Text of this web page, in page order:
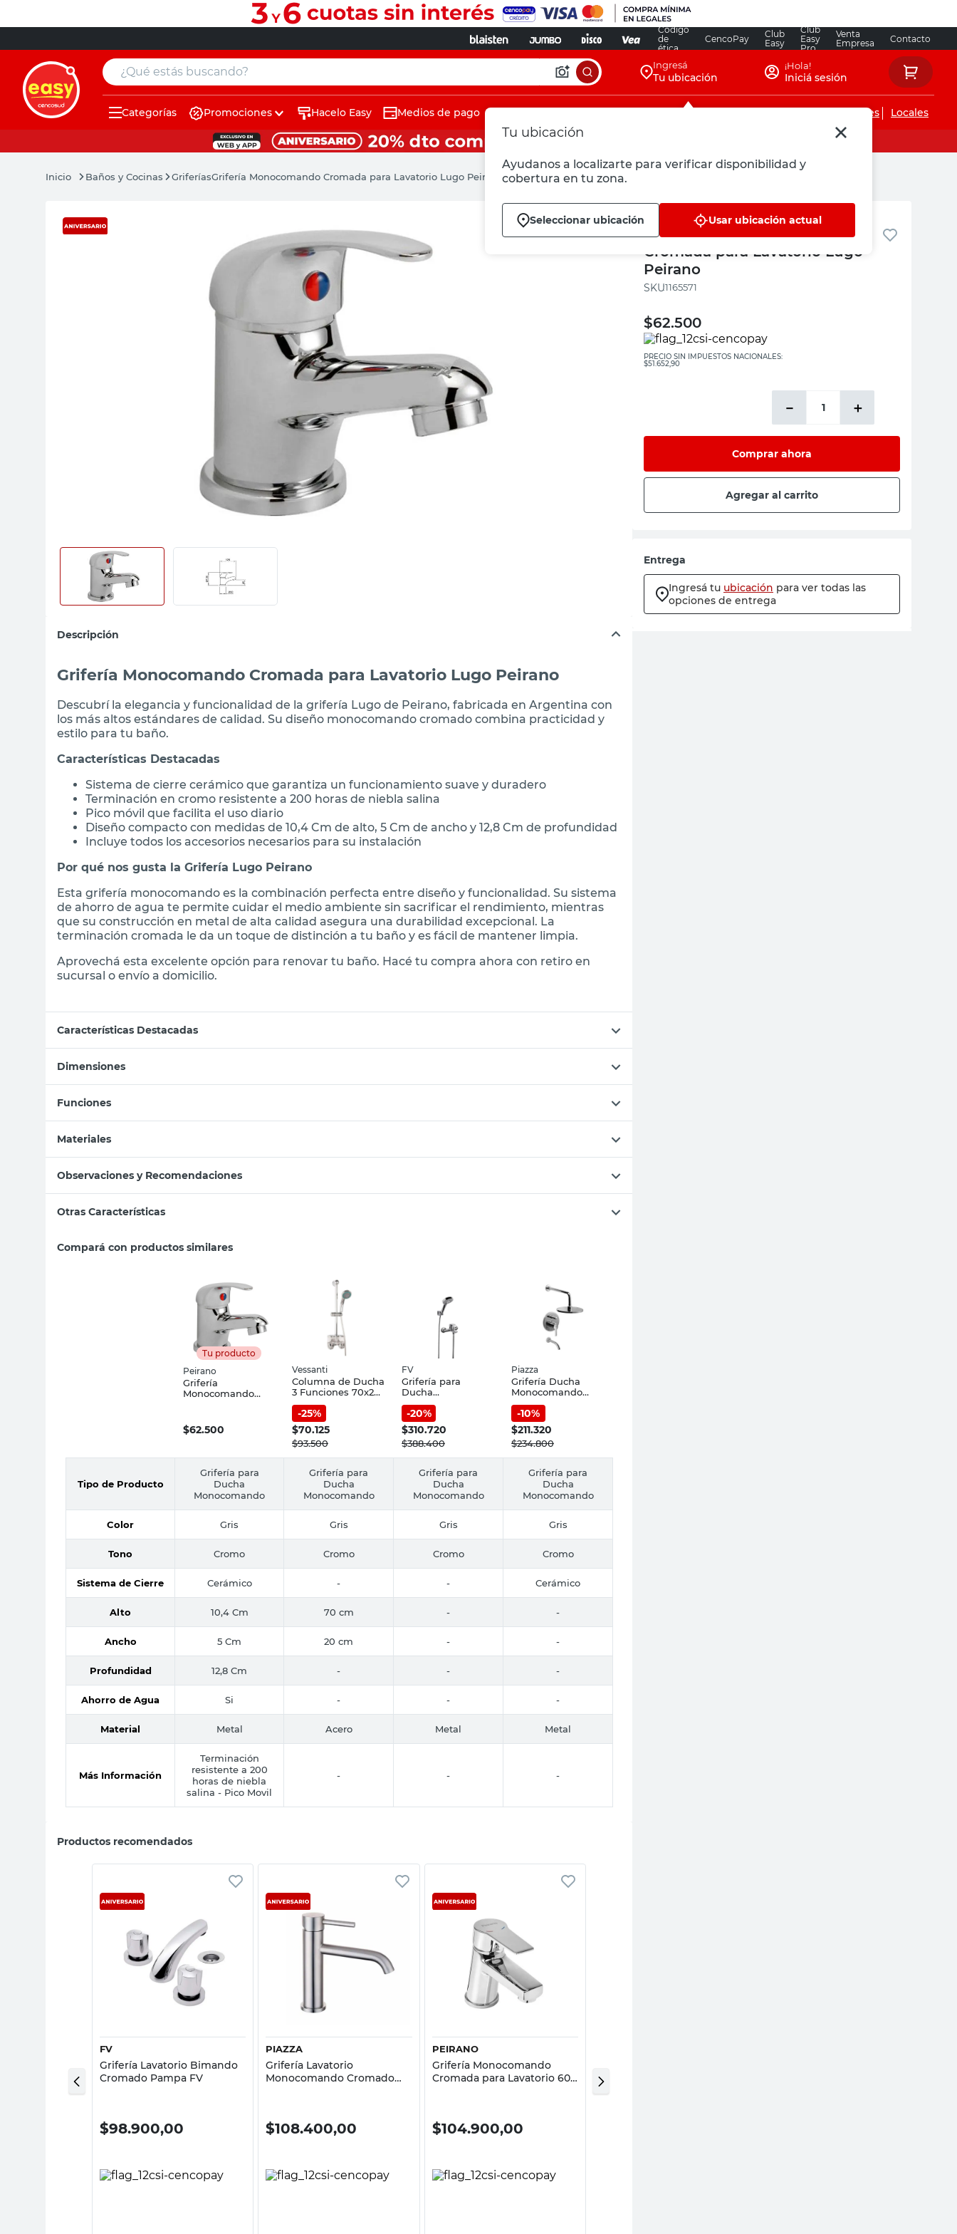
Código
de
ética
CencoPay
Club
Easy
Club
Easy
Pro
Venta
Empresa
Contacto
¿Qué estás buscando? Ingresá
Tu ubicación
Tu ubicación
Ayudanos a localizarte para verificar disponibilidad y
cobertura en tu zona.
Seleccionar ubicación Usar ubicación actual
¡Hola!
Iniciá sesión
Categorías Promociones Hacelo Easy Medios de pago Servicios de instalaciones Locales
Baños y Cocinas GriferíasGrifería Monocomando Cromada para Lavatorio Lugo Peirano
Descripción
Grifería Monocomando Cromada para Lavatorio Lugo Peirano
Descubrí la elegancia y funcionalidad de la grifería Lugo de Peirano, fabricada en Argentina con
los más altos estándares de calidad. Su diseño monocomando cromado combina practicidad y
estilo para tu baño.
Características Destacadas
Sistema de cierre cerámico que garantiza un funcionamiento suave y duradero
Terminación en cromo resistente a 200 horas de niebla salina
Pico móvil que facilita el uso diario
Diseño compacto con medidas de 10,4 Cm de alto, 5 Cm de ancho y 12,8 Cm de profundidad
Incluye todos los accesorios necesarios para su instalación
Por qué nos gusta la Grifería Lugo Peirano
Esta grifería monocomando es la combinación perfecta entre diseño y funcionalidad. Su sistema
de ahorro de agua te permite cuidar el medio ambiente sin sacrificar el rendimiento, mientras
que su construcción en metal de alta calidad asegura una durabilidad excepcional. La
terminación cromada le da un toque de distinción a tu baño y es fácil de mantener limpia.
Aprovechá esta excelente opción para renovar tu baño. Hacé tu compra ahora con retiro en
sucursal o envío a domicilio.
Características Destacadas
Dimensiones
Funciones
Materiales
Observaciones y Recomendaciones
Otras Características
Compará con productos similares
Tu producto
Peirano
Grifería
Monocomando
Peirano
$62.500
Vessanti
Columna de Ducha
3 Funciones 70x20
Cm Cromado
Vessanti
-25%
$70.125
$93.500
FV
Grifería para
Ducha
Monocomando
Cromado Epuyen
FV
-20%
$310.720
$388.400
Piazza
Grifería Ducha
Monocomando
Cromado Emblem
Piazza
-10%
$211.320
$234.800
Tipo de Producto
Grifería para
Ducha
Monocomando
Grifería para
Ducha
Monocomando
Grifería para
Ducha
Monocomando
Grifería para
Ducha
Monocomando
Color Gris Gris Gris Gris
Tono Cromo Cromo Cromo Cromo
Sistema de Cierre Cerámico - - Cerámico
Alto 10,4 Cm 70 cm - -
Ancho 5 Cm 20 cm - -
Profundidad 12,8 Cm - - -
Ahorro de Agua Si - - -
Material Metal Acero Metal Metal
Más Información
Terminación
resistente a 200
horas de niebla
salina - Pico Movil
- - -
Productos recomendados
Vista rápida
FV
Grifería Lavatorio Bimando
Cromado Pampa FV
$98.900,00
PIAZZA
Grifería Lavatorio
Monocomando Cromado
$108.400,00
Vista rápida
PEIRANO
Grifería Monocomando
Cromada para Lavatorio 60-
$104.900,00
Bimando Negro Mate
Valencia Black Peirano
Grifería Monocomando
Cromada para Lavatorio Lugo
Peirano
:1165571
$62.500
PRECIO SIN IMPUESTOS NACIONALES:
$51.652,90
＋
－
Comprar ahora
Agregar al carrito
Entrega
Ingresá tu ubicación para ver todas las
opciones de entrega
muebles